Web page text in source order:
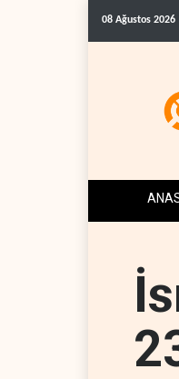
08 Ağustos 2026